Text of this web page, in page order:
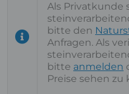
Als Privatkunde
bitte den
Anfragen. Als
bitte anmelden
Preise sehen zu